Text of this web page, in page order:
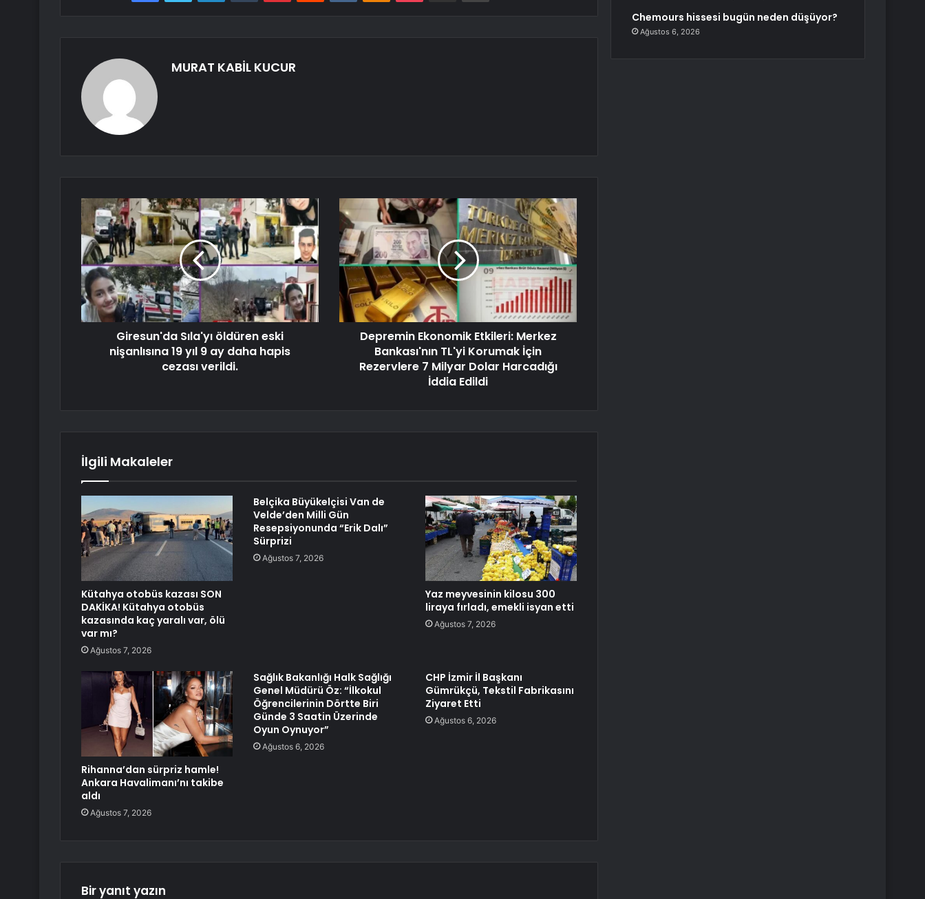
MURAT KABİL KUCUR
Giresun'da Sıla'yı öldüren eski
nişanlısına 19 yıl 9 ay daha hapis
cezası verildi.
Depremin Ekonomik Etkileri: Merkez
Bankası'nın TL'yi Korumak İçin
Rezervlere 7 Milyar Dolar Harcadığı
İddia Edildi
İlgili Makaleler
Kütahya otobüs kazası SON
DAKİKA! Kütahya otobüs
kazasında kaç yaralı var, ölü
var mı?
Ağustos 7, 2026
Belçika Büyükelçisi Van de
Velde’den Milli Gün
Resepsiyonunda “Erik Dalı”
Sürprizi
Ağustos 7, 2026
Yaz meyvesinin kilosu 300
liraya fırladı, emekli isyan etti
Ağustos 7, 2026
Rihanna’dan sürpriz hamle!
Ankara Havalimanı’nı takibe
aldı
Ağustos 7, 2026
Sağlık Bakanlığı Halk Sağlığı
Genel Müdürü Öz: “İlkokul
Öğrencilerinin Dörtte Biri
Günde 3 Saatin Üzerinde
Oyun Oynuyor”
Ağustos 6, 2026
CHP İzmir İl Başkanı
Gümrükçü, Tekstil Fabrikasını
Ziyaret Etti
Ağustos 6, 2026
Bir yanıt yazın
Chemours hissesi bugün neden düşüyor?
Ağustos 6, 2026